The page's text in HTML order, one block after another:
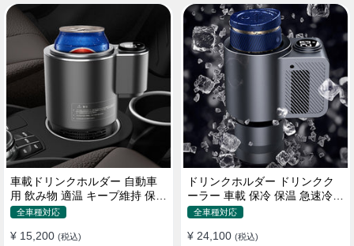
車載ドリンクホルダー 自動車
用 飲み物 適温 キープ維持 保温
冷機能付き
全車種対応
¥ 15,200 (税込)
ドリンクホルダー ドリンクク
ーラー 車載 保冷 保温 急速冷却
缶対応
全車種対応
¥ 24,100 (税込)